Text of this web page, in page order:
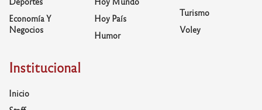
Economía Y
Negocios
Hoy País
Humor
Turismo
Voley
Institucional
Inicio